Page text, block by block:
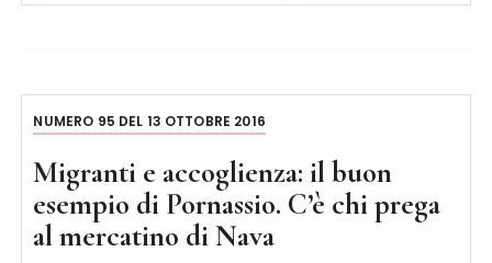
NUMERO 95 DEL 13 OTTOBRE 2016
Migranti e accoglienza: il buon
esempio di Pornassio. C’è chi prega
al mercatino di Nava